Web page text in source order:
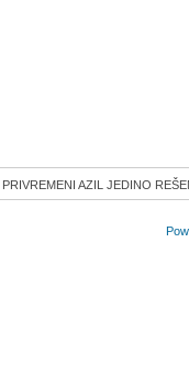
PRIVREMENI AZIL JEDINO